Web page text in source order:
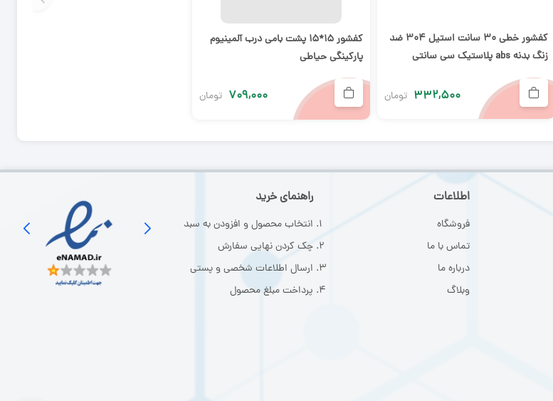
کفشور خطی 30 سانت استیل 304 ضد
زنگ بدنه abs پلاستیک سی سانتی
۳۳۲,۵۰۰ تومان
کفشور ۱۵*۱۵ پشت بامی درب آلمینیوم
پارکینگی حیاطی
۷۰۹,۰۰۰ تومان
اطلاعات
فروشگاه
تماس با ما
درباره ما
وبلاگ
راهنمای خرید
انتخاب محصول و افزودن به سبد
چک کردن نهایی سفارش
ارسال اطلاعات شخصی و پستی
پرداخت مبلغ محصول